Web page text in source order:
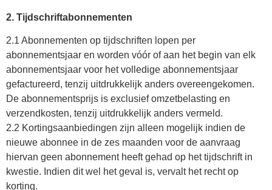
2. Tijdschriftabonnementen
2.1 Abonnementen op tijdschriften lopen per
abonnementsjaar en worden vóór of aan het begin van elk
abonnementsjaar voor het volledige abonnementsjaar
gefactureerd, tenzij uitdrukkelijk anders overeengekomen.
De abonnementsprijs is exclusief omzetbelasting en
verzendkosten, tenzij uitdrukkelijk anders vermeld.
2.2 Kortingsaanbiedingen zijn alleen mogelijk indien de
nieuwe abonnee in de zes maanden voor de aanvraag
hiervan geen abonnement heeft gehad op het tijdschrift in
kwestie. Indien dit wel het geval is, vervalt het recht op
korting.